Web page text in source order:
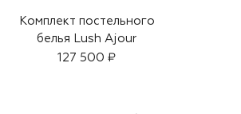
Комплект постельного
белья Lush Ajour
127 500 ₽